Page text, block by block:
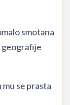
smotana
geografije
mu se prasta